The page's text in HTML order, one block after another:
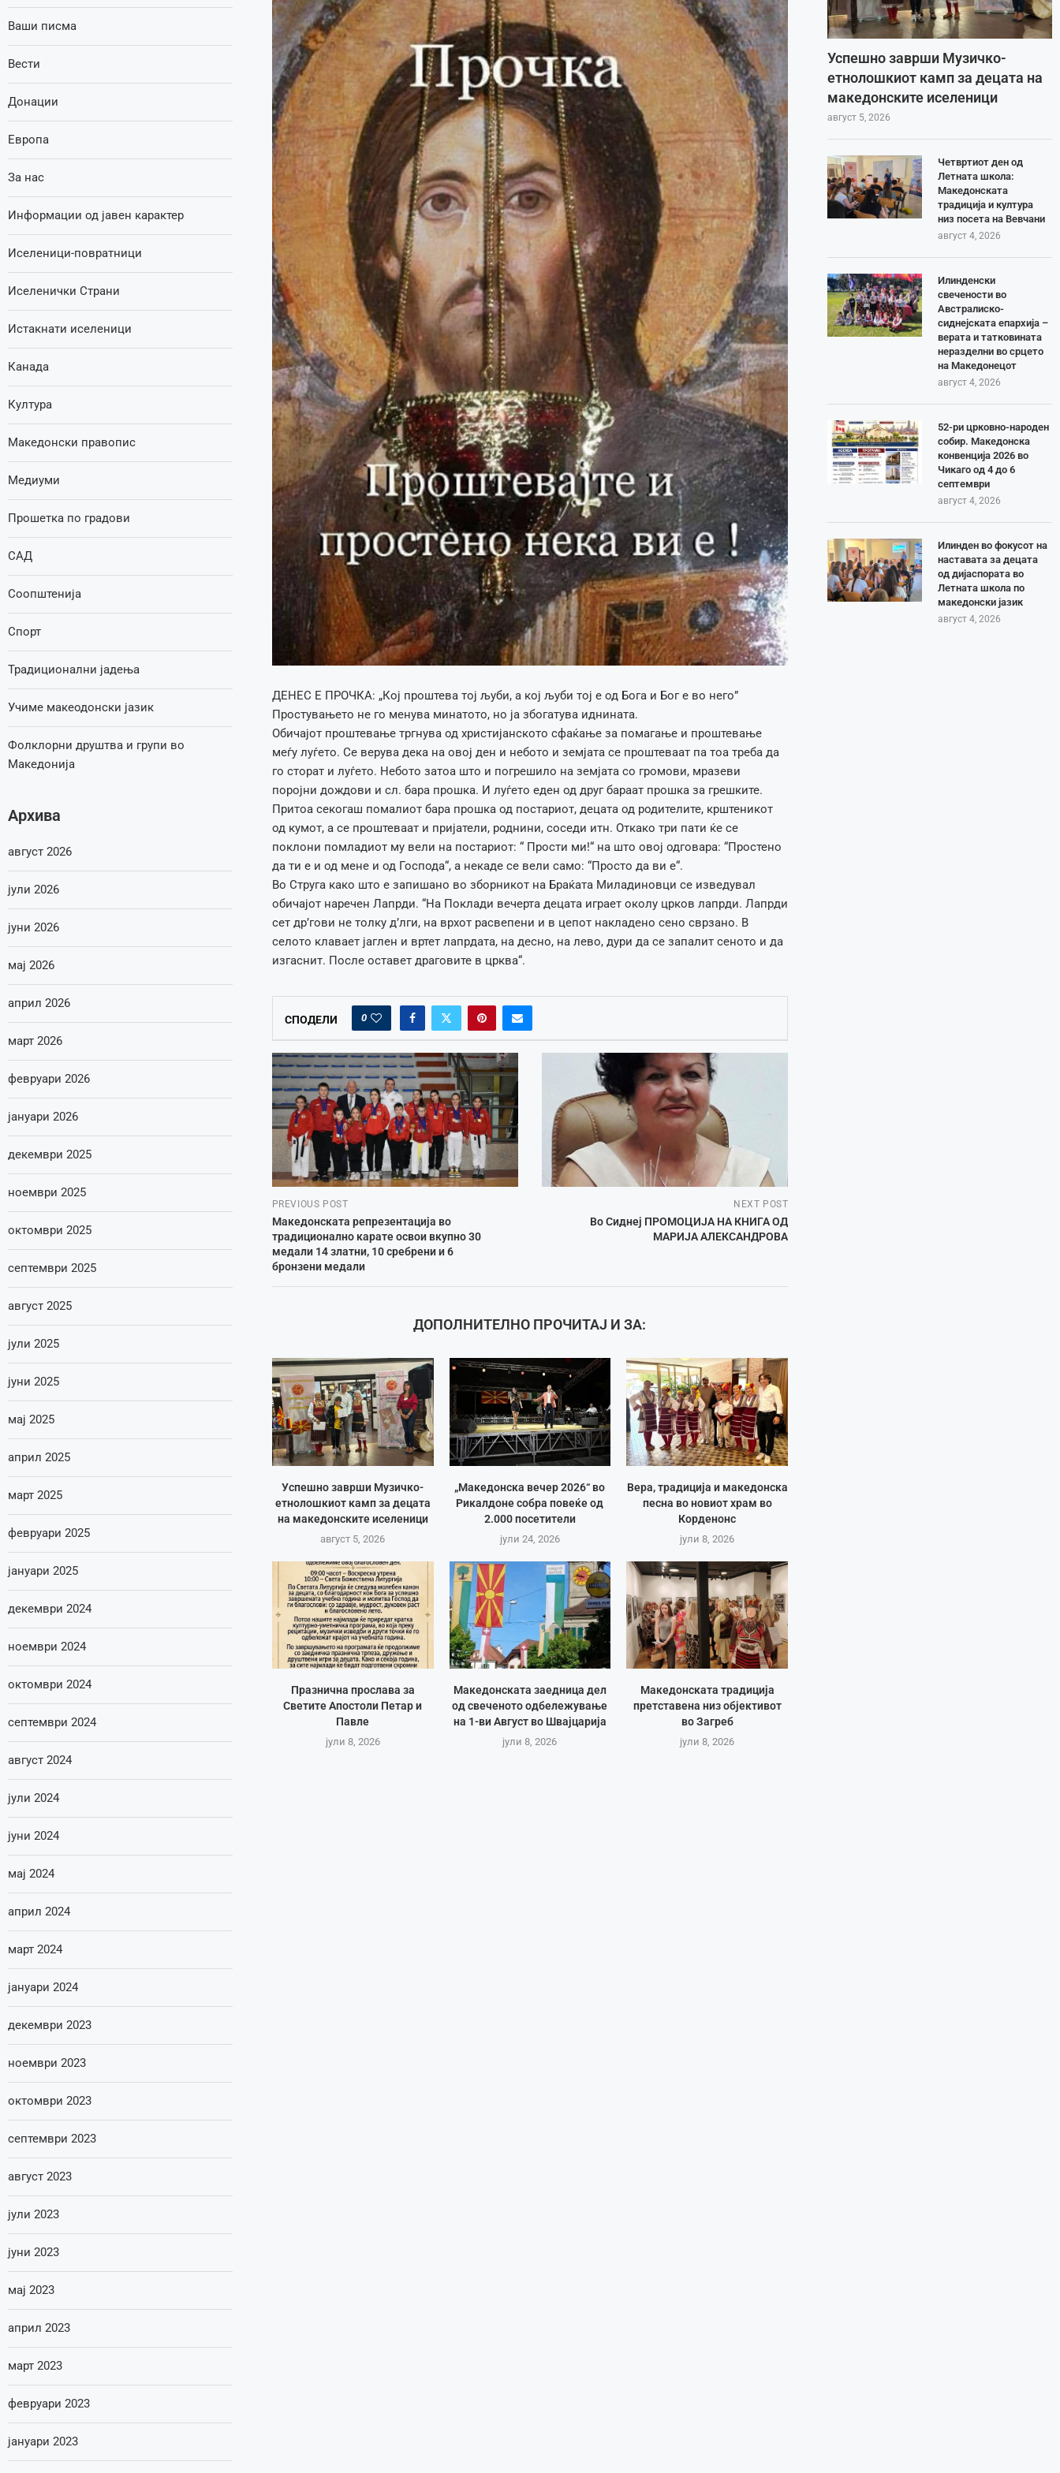
ДЕНЕС Е ПРОЧКА: „Кој проштева тој љуби, а кој љуби тој е од Бога и Бог е во него”
Простувањето не го менува минатото, но ја збогатува иднината.
Обичајот проштевање тргнува од христијанското сфаќање за помагање и проштевање
меѓу луѓето. Се верува дека на овој ден и небото и земјата се проштеваат па тоа треба да
го сторат и луѓето. Небото затоа што и погрешило на земјата со громови, мразеви
поројни дождови и сл. бара прошка. И луѓето еден од друг бараат прошка за грешките.
Притоа секогаш помалиот бара прошка од постариот, децата од родителите, крштеникот
од кумот, а се проштеваат и пријатели, роднини, соседи итн. Откако три пати ќе се
поклони помладиот му вели на постариот: “ Прости ми!“ на што овој одговара: “Простено
да ти е и од мене и од Господа“, а некаде се вели само: “Просто да ви е“.
Во Струга како што е запишано во зборникот на Браќата Миладиновци се изведувал
обичајот наречен Лапрди. “На Поклади вечерта децата играет околу црков лапрди. Лапрди
сет др’гови не толку д’лги, на врхот расвепени и в цепот накладено сено сврзано. В
селото клавает јаглен и вртет лапрдата, на десно, на лево, дури да се запалит сеното и да
изгаснит. После оставет драговите в црква“.
СПОДЕЛИ 0
PREVIOUS POST
Македонската репрезентација во
традиционално карате освои вкупно 30
медали 14 златни, 10 сребрени и 6
бронзени медали
NEXT POST
Во Сиднеј ПРОМОЦИЈА НА КНИГА ОД
МАРИЈА АЛЕКСАНДРОВА
ДОПОЛНИТЕЛНО ПРОЧИТАЈ И ЗА:
Успешно заврши Музичко-
етнолошкиот камп за децата
на македонските иселеници
август 5, 2026
„Македонска вечер 2026“ во
Рикалдоне собра повеќе од
2.000 посетители
јули 24, 2026
Вера, традиција и македонска
песна во новиот храм во
Корденонс
јули 8, 2026
Празнична прослава за
Светите Апостоли Петар и
Павле
јули 8, 2026
Македонската заедница дел
од свеченото одбележување
на 1-ви Август во Швајцарија
јули 8, 2026
Македонската традиција
претставена низ објективот
во Загреб
јули 8, 2026
Успешно заврши Музичко-
етнолошкиот камп за децата на
македонските иселеници
август 5, 2026
Четвртиот ден од
Летната школа:
Македонската
традиција и култура
низ посета на Вевчани
август 4, 2026
Илинденски
свечености во
Австралиско-
сиднејската епархија –
верата и татковината
неразделни во срцето
на Македонецот
август 4, 2026
52-ри црковно-народен
собир. Македонска
конвенција 2026 во
Чикаго од 4 до 6
септември
август 4, 2026
Илинден во фокусот на
наставата за децата
од дијаспората во
Летната школа по
македонски јазик
август 4, 2026
Ваши писма
Вести
Донации
Европа
За нас
Информации од јавен карактер
Иселеници-повратници
Иселенички Страни
Истакнати иселеници
Канада
Култура
Македонски правопис
Медиуми
Прошетка по градови
САД
Соопштенија
Спорт
Традиционални јадења
Учиме макеодонски јазик
Фолклорни друштва и групи во
Македонија
Архива
август 2026
јули 2026
јуни 2026
мај 2026
април 2026
март 2026
февруари 2026
јануари 2026
декември 2025
ноември 2025
октомври 2025
септември 2025
август 2025
јули 2025
јуни 2025
мај 2025
април 2025
март 2025
февруари 2025
јануари 2025
декември 2024
ноември 2024
октомври 2024
септември 2024
август 2024
јули 2024
јуни 2024
мај 2024
април 2024
март 2024
јануари 2024
декември 2023
ноември 2023
октомври 2023
септември 2023
август 2023
јули 2023
јуни 2023
мај 2023
април 2023
март 2023
февруари 2023
јануари 2023